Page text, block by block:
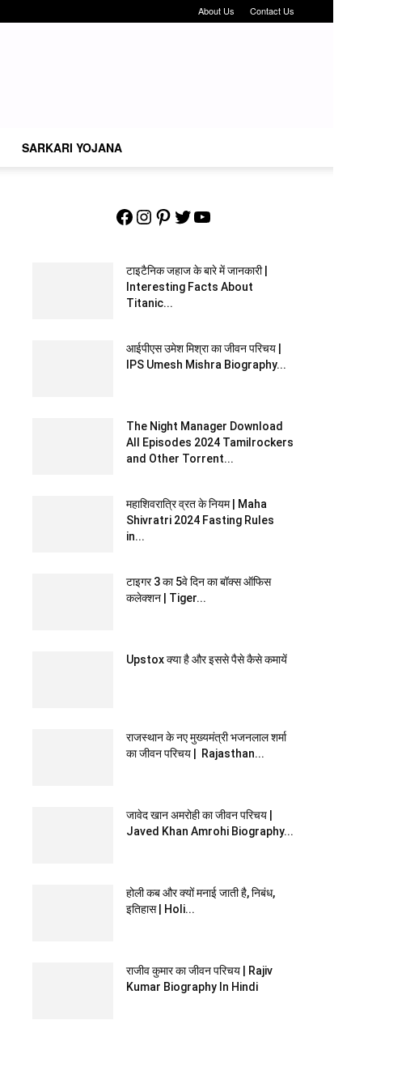
About Us Contact Us
SARKARI YOJANA
Facebook
Instagram
Pinterest
Twitter
YouTube
टाइटैनिक जहाज के बारे में जानकारी |
Interesting Facts About
Titanic...
आईपीएस उमेश मिश्रा का जीवन परिचय |
IPS Umesh Mishra Biography...
The Night Manager Download
All Episodes 2024 Tamilrockers
and Other Torrent...
महाशिवरात्रि व्रत के नियम | Maha
Shivratri 2024 Fasting Rules
in...
टाइगर 3 का 5वे दिन का बॉक्स ऑफिस
कलेक्शन | Tiger...
Upstox क्या है और इससे पैसे कैसे कमायें
राजस्‍थान के नए मुख्‍यमंत्री भजनलाल शर्मा
का जीवन परिचय | Rajasthan...
जावेद खान अमरोही का जीवन परिचय |
Javed Khan Amrohi Biography...
होली कब और क्यों मनाई जाती है, निबंध,
इतिहास | Holi...
राजीव कुमार का जीवन परिचय | Rajiv
Kumar Biography In Hindi